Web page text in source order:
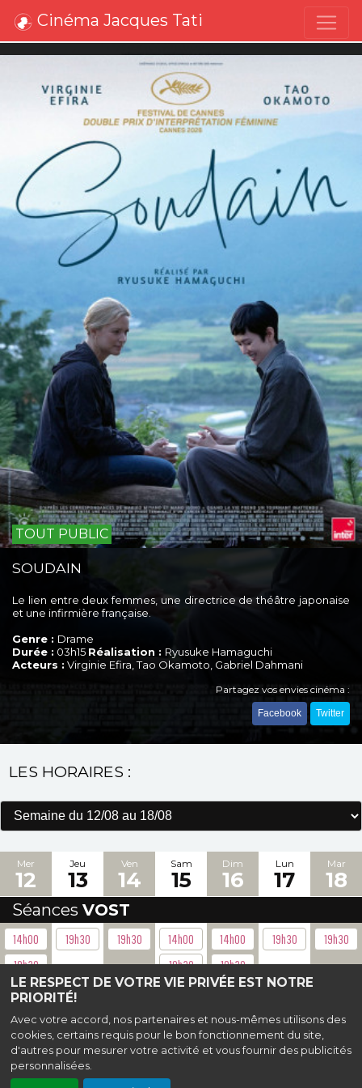
LE RESPECT DE VOTRE VIE PRIVÉE EST NOTRE
PRIORITÉ!
Avec votre accord, nos partenaires et nous-mêmes utilisons des
cookies, certains requis pour le bon fonctionnement du site,
d'autres pour mesurer votre activité et vous fournir des publicités
personnalisées.
Cinéma Jacques Tati
TOUT PUBLIC
SOUDAIN
Le lien entre deux femmes, une directrice de théâtre japonaise
et une infirmière française.
Genre : Drame
Durée : 03h15 Réalisation : Ryusuke Hamaguchi
Acteurs : Virginie Efira, Tao Okamoto, Gabriel Dahmani
Partagez vos envies cinéma :
Facebook Twitter
LES HORAIRES :
Mer
12
Jeu
13
Ven
14
Sam
15
Dim
16
Lun
17
Mar
18
Séances VOST
14h00
19h30
19h30 19h30
14h00
19h30
14h00
19h30
19h30 19h30
Haut de page
allée de la Bouvêche, 91400 Orsay |Mentions légales|Contact | 01 69 28 80 26